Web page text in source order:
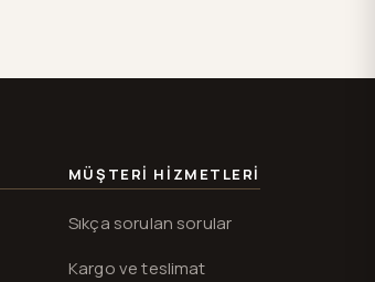
MÜŞTERI HIZMETLERI
Sıkça sorulan sorular
Kargo ve teslimat